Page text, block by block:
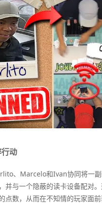
动
、Marcelo和Ivan协同将一
并与一个隐蔽的读卡设备配对
点数，从而在不知情的玩家面